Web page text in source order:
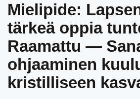
Mielipide:
tärkeä oppia
Raamattu —
ohjaaminen
kristilliseen